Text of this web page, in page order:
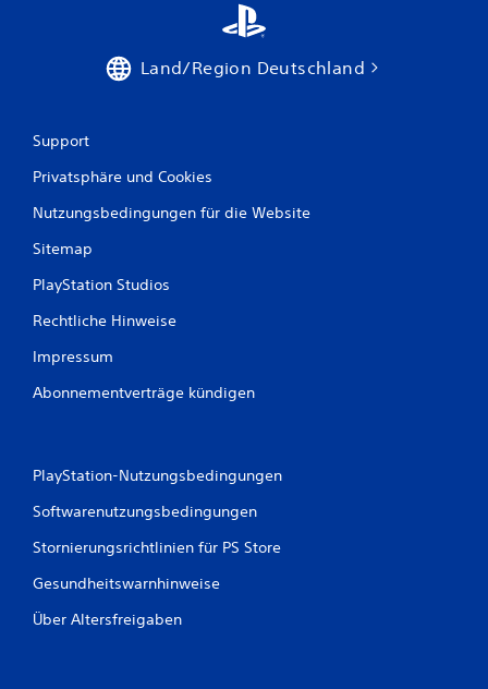
Land/Region Deutschland
Support
Privatsphäre und Cookies
Nutzungsbedingungen für die Website
Sitemap
PlayStation Studios
Rechtliche Hinweise
Impressum
Abonnementverträge kündigen
PlayStation-Nutzungsbedingungen
Softwarenutzungsbedingungen
Stornierungsrichtlinien für PS Store
Gesundheitswarnhinweise
Über Altersfreigaben